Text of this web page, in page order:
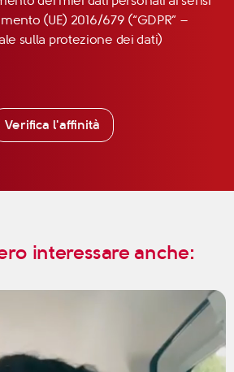
(UE) 2016/679 (“GDPR” –
sulla protezione dei dati)
Verifica l'affinità
interessare anche: